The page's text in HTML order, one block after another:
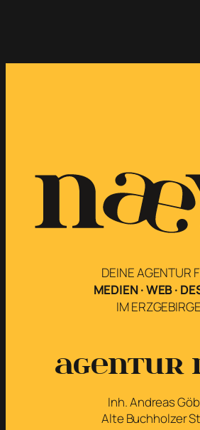
DEINE AGENTUR
MEDIEN · WEB ·
IM ERZGEBIRGE
Agentur
Inh. Andreas
Alte Buchholzer